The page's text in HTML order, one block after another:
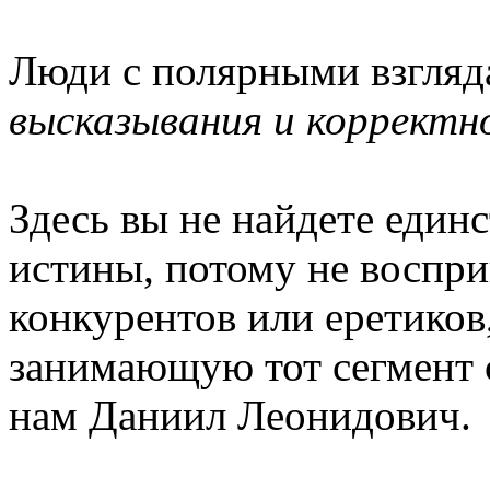
Люди с полярными
высказывания и
Здесь вы не найдете
истины, потому не
конкурентов или
занимающую тот сегмент
нам Даниил Леонидович.